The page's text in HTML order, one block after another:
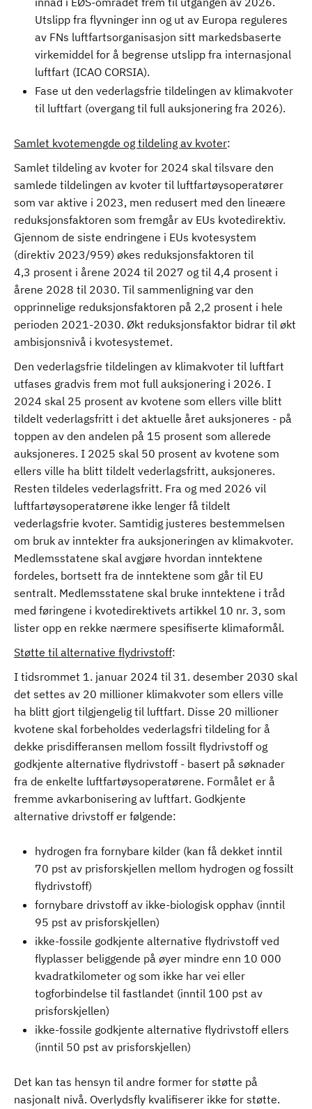
Utslipp fra flyvninger inn og ut av Europa reguleres
av FNs luftfartsorganisasjon sitt markedsbaserte
virkemiddel for å begrense utslipp fra internasjonal
luftfart (ICAO CORSIA).
Fase ut den vederlagsfrie tildelingen av klimakvoter
til luftfart (overgang til full auksjonering fra 2026).
Samlet kvotemengde og tildeling av kvoter:
Samlet tildeling av kvoter for 2024 skal tilsvare den
samlede tildelingen av kvoter til luftfartøysoperatører
som var aktive i 2023, men redusert med den lineære
reduksjonsfaktoren som fremgår av EUs kvotedirektiv.
Gjennom de siste endringene i EUs kvotesystem
(direktiv 2023/959) økes reduksjonsfaktoren til
4,3 prosent i årene 2024 til 2027 og til 4,4 prosent i
årene 2028 til 2030. Til sammenligning var den
opprinnelige reduksjonsfaktoren på 2,2 prosent i hele
perioden 2021-2030. Økt reduksjonsfaktor bidrar til økt
ambisjonsnivå i kvotesystemet.
Den vederlagsfrie tildelingen av klimakvoter til luftfart
utfases gradvis frem mot full auksjonering i 2026. I
2024 skal 25 prosent av kvotene som ellers ville blitt
tildelt vederlagsfritt i det aktuelle året auksjoneres - på
toppen av den andelen på 15 prosent som allerede
auksjoneres. I 2025 skal 50 prosent av kvotene som
ellers ville ha blitt tildelt vederlagsfritt, auksjoneres.
Resten tildeles vederlagsfritt. Fra og med 2026 vil
luftfartøysoperatørene ikke lenger få tildelt
vederlagsfrie kvoter. Samtidig justeres bestemmelsen
om bruk av inntekter fra auksjoneringen av klimakvoter.
Medlemsstatene skal avgjøre hvordan inntektene
fordeles, bortsett fra de inntektene som går til EU
sentralt. Medlemsstatene skal bruke inntektene i tråd
med føringene i kvotedirektivets artikkel 10 nr. 3, som
lister opp en rekke nærmere spesifiserte klimaformål.
Støtte til alternative flydrivstoff:
I tidsrommet 1. januar 2024 til 31. desember 2030 skal
det settes av 20 millioner klimakvoter som ellers ville
ha blitt gjort tilgjengelig til luftfart. Disse 20 millioner
kvotene skal forbeholdes vederlagsfri tildeling for å
dekke prisdifferansen mellom fossilt flydrivstoff og
godkjente alternative flydrivstoff - basert på søknader
fra de enkelte luftfartøysoperatørene. Formålet er å
fremme avkarbonisering av luftfart. Godkjente
alternative drivstoff er følgende:
hydrogen fra fornybare kilder (kan få dekket inntil
70 pst av prisforskjellen mellom hydrogen og fossilt
flydrivstoff)
fornybare drivstoff av ikke-biologisk opphav (inntil
95 pst av prisforskjellen)
ikke-fossile godkjente alternative flydrivstoff ved
flyplasser beliggende på øyer mindre enn 10 000
kvadratkilometer og som ikke har vei eller
togforbindelse til fastlandet (inntil 100 pst av
prisforskjellen)
ikke-fossile godkjente alternative flydrivstoff ellers
(inntil 50 pst av prisforskjellen)
Det kan tas hensyn til andre former for støtte på
nasjonalt nivå. Overlydsfly kvalifiserer ikke for støtte.